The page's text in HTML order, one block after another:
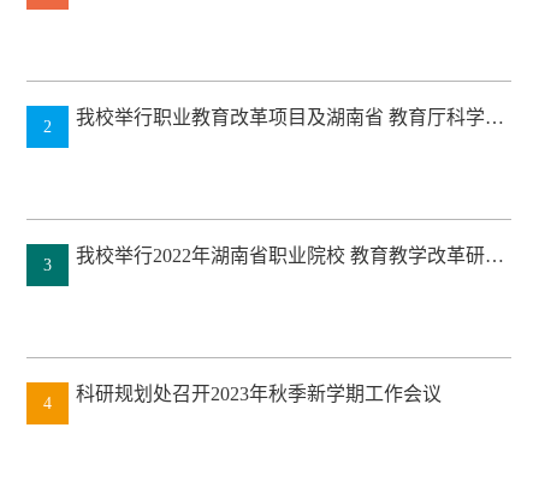
2
我校举行职业教育改革项目及湖南省 教育厅科学研
3
我校举行2022年湖南省职业院校 教育教学改革研究
4 科研规划处召开2023年秋季新学期工作会议